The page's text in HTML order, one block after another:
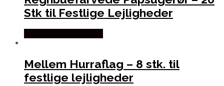
Stk til Festlige Lejligheder
Mellem Hurraflag – 8 stk. til
festlige lejligheder